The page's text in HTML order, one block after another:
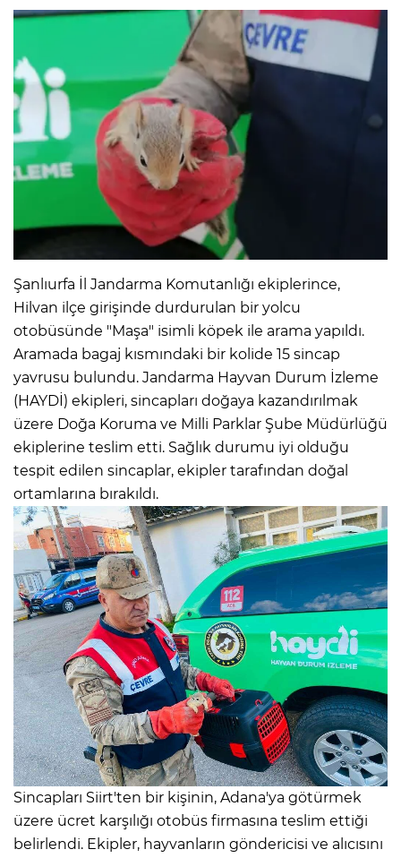
Şanlıurfa İl Jandarma Komutanlığı ekiplerince,
Hilvan ilçe girişinde durdurulan bir yolcu
otobüsünde "Maşa" isimli köpek ile arama yapıldı.
Aramada bagaj kısmındaki bir kolide 15 sincap
yavrusu bulundu. Jandarma Hayvan Durum İzleme
(HAYDİ) ekipleri, sincapları doğaya kazandırılmak
üzere Doğa Koruma ve Milli Parklar Şube Müdürlüğü
ekiplerine teslim etti. Sağlık durumu iyi olduğu
tespit edilen sincaplar, ekipler tarafından doğal
ortamlarına bırakıldı.
Sincapları Siirt'ten bir kişinin, Adana'ya götürmek
üzere ücret karşılığı otobüs firmasına teslim ettiği
belirlendi. Ekipler, hayvanların göndericisi ve alıcısını